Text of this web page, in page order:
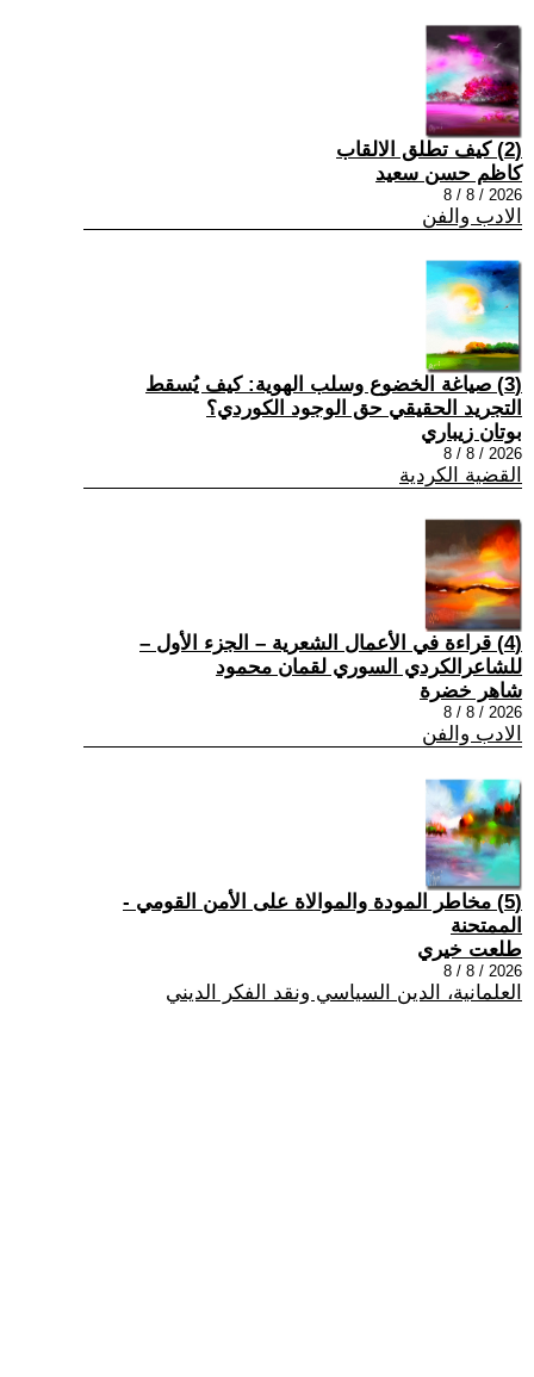
(2) كيف تطلق الالقاب
كاظم حسن سعيد
2026 / 8 / 8
الادب والفن
(3) صياغة الخضوع وسلب الهوية: كيف يُسقط
التجريد الحقيقي حق الوجود الكوردي؟
بوتان زيباري
2026 / 8 / 8
القضية الكردية
(4) قراءة في الأعمال الشعرية – الجزء الأول –
للشاعرالكردي السوري لقمان محمود
شاهر خضرة
2026 / 8 / 8
الادب والفن
(5) مخاطر المودة والموالاة على الأمن القومي -
الممتحنة
طلعت خيري
2026 / 8 / 8
العلمانية، الدين السياسي ونقد الفكر الديني